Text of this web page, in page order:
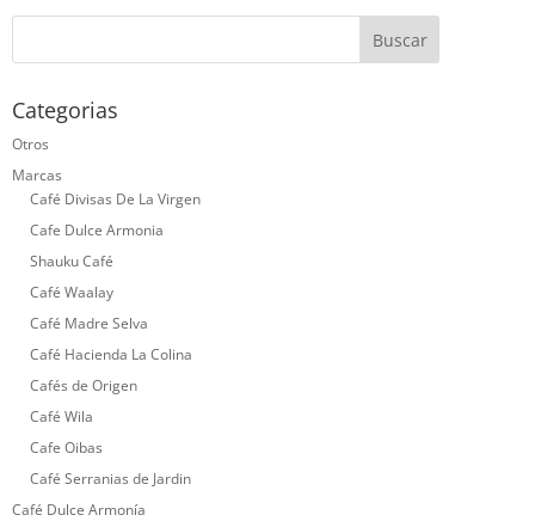
Categorias
Otros
Marcas
Café Divisas De La Virgen
Cafe Dulce Armonia
Shauku Café
Café Waalay
Café Madre Selva
Café Hacienda La Colina
Cafés de Origen
Café Wila
Cafe Oibas
Café Serranias de Jardin
Café Dulce Armonía